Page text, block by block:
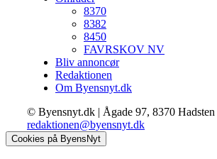
8370
8382
8450
FAVRSKOV NV
Bliv annoncør
Redaktionen
Om Byensnyt.dk
© Byensnyt.dk | Ågade 97, 8370 Hadsten
redaktionen@byensnyt.dk
Cookies på ByensNyt